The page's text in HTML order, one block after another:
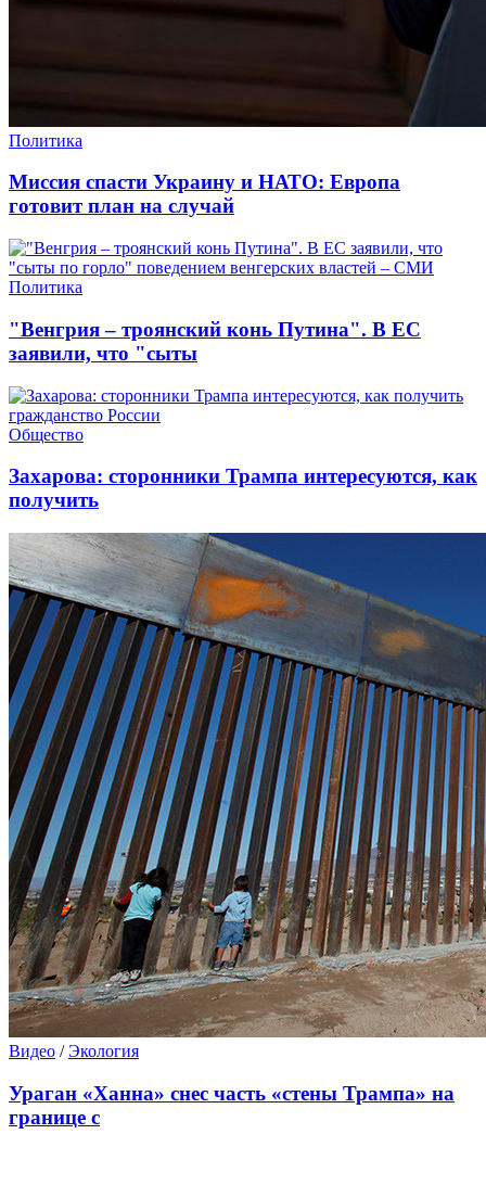
Политика
Миссия спасти Украину и НАТО: Европа
готовит план на случай
Политика
"Венгрия – троянский конь Путина". В ЕС
заявили, что "сыты
Общество
Захарова: сторонники Трампа интересуются, как
получить
Видео /Экология
Ураган «Ханна» снес часть «стены Трампа» на
границе с